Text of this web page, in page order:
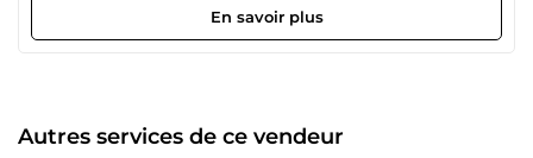
chiffres sur Instagram et TikTok sans montrer mon visage
et en vendant des produits digitaux à ma communauté. Je
début mais Bello m’a vraiment démontré sa
détermination, sa motivation et sa bonne volonté pour un
En savoir plus
Autres services de ce vendeur